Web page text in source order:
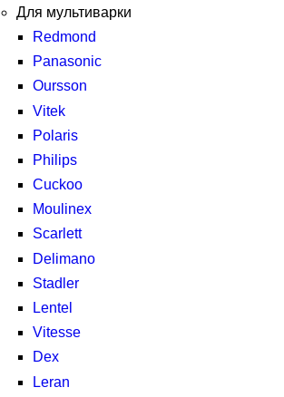
Для мультиварки
Redmond
Panasonic
Oursson
Vitek
Polaris
Philips
Cuckoo
Moulinex
Scarlett
Delimano
Stadler
Lentel
Vitesse
Dex
Leran